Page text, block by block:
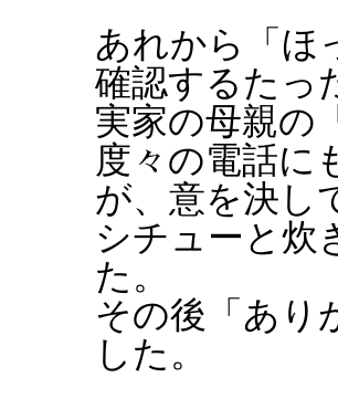
あれから「ほ
確認するたっ
実家の母親の
度々の電話に
が、意を決し
シチューと炊
た。
その後「あり
した。